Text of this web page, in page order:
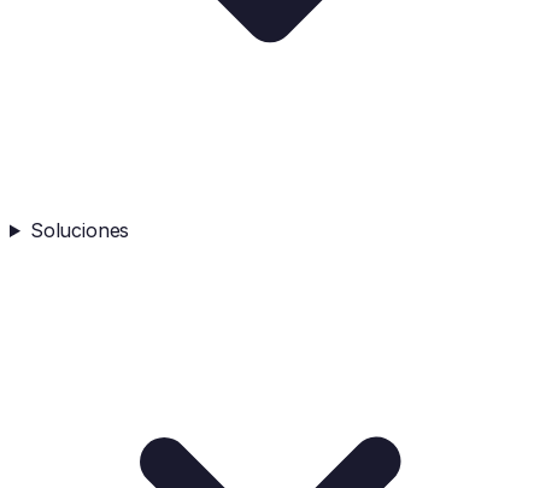
Soluciones